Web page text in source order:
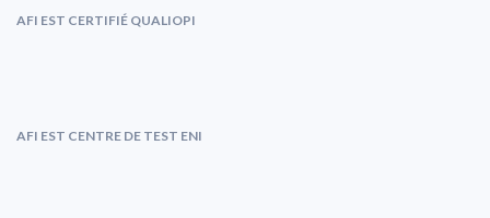
AFI EST CERTIFIÉ QUALIOPI
AFI EST CENTRE DE TEST ENI